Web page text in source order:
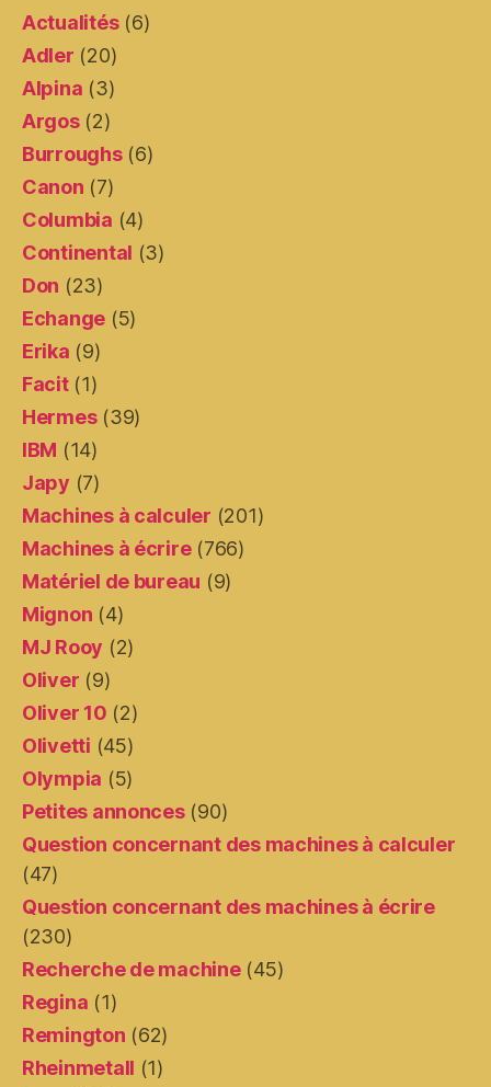
Actualités(6)
Adler (20)
Alpina (3)
Argos(2)
Burroughs(6)
Canon (7)
Columbia (4)
Continental (3)
Don (23)
Echange (5)
Erika (9)
Facit(1)
Hermes(39)
IBM (14)
Japy (7)
Machines à calculer (201)
Machines à écrire(766)
Matériel de bureau (9)
Mignon (4)
MJ Rooy (2)
Oliver (9)
Oliver 10 (2)
Olivetti (45)
Olympia (5)
Petites annonces(90)
Question concernant des machines à calculer
(47)
Question concernant des machines à écrire
(230)
Recherche de machine(45)
Regina (1)
Remington (62)
Rheinmetall (1)